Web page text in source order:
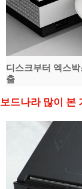
디스크부터 엑스
출
보드나라 많이 본